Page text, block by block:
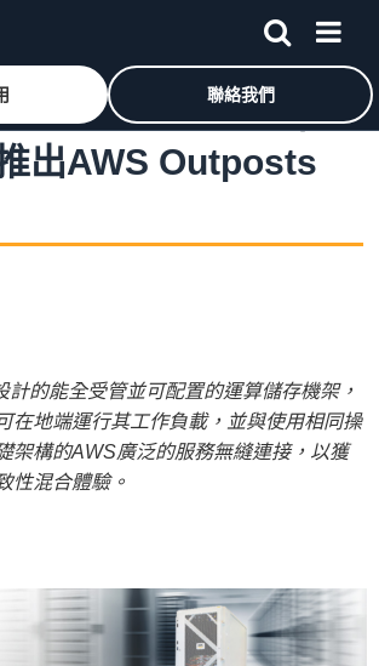
聯絡我們
Services 宣布正
出AWS Outposts
計的能全受管並可配置的運算儲存機架，
在地端運行其工作負載，並與使用相同操
架構的AWS廣泛的服務無縫連接，以獲
性混合體驗。